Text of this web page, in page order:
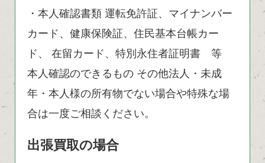
・本人確認書類 運転免許証、マイナンバー
カード、健康保険証、住民基本台帳カー
ド、 在留カード、特別永住者証明書 等
本人確認のできるもの その他法人・未成
年・本人様の所有物でない場合や特殊な場
合は一度ご相談ください。
出張買取の場合